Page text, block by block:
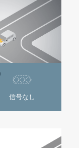
信号なし